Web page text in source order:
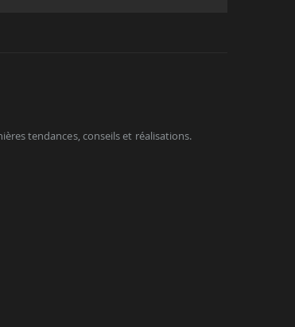
tendances, conseils et réalisations.